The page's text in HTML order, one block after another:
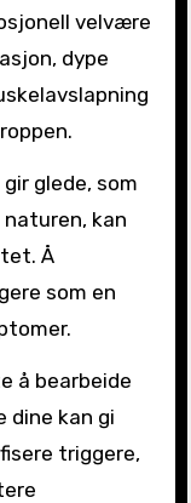
velvære
dype
glede, som
kan
Å
som en
å bearbeide
dine kan gi
triggere,